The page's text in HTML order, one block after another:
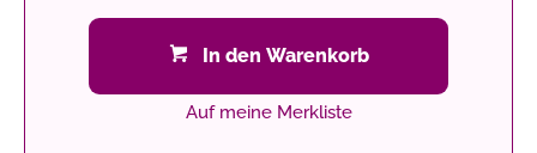
In den Warenkorb
Auf meine Merkliste